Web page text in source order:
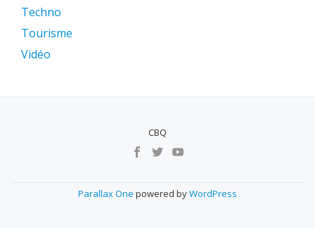
Techno
Tourisme
Vidéo
CBQ
Parallax One powered byWordPress